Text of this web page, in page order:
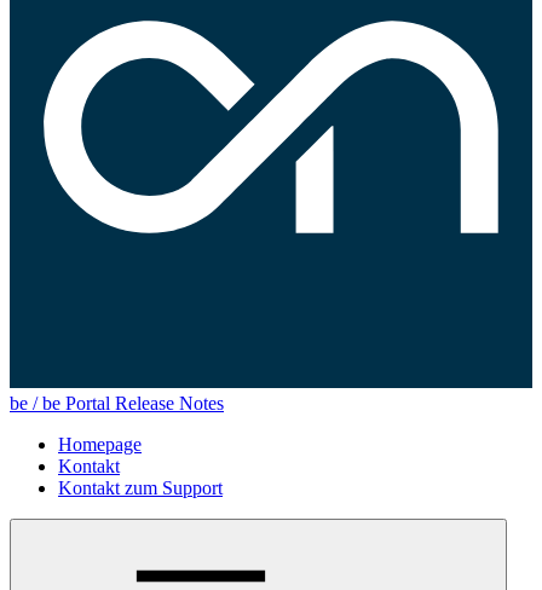
be / be Portal Release Notes
Homepage
Kontakt
Kontakt zum Support